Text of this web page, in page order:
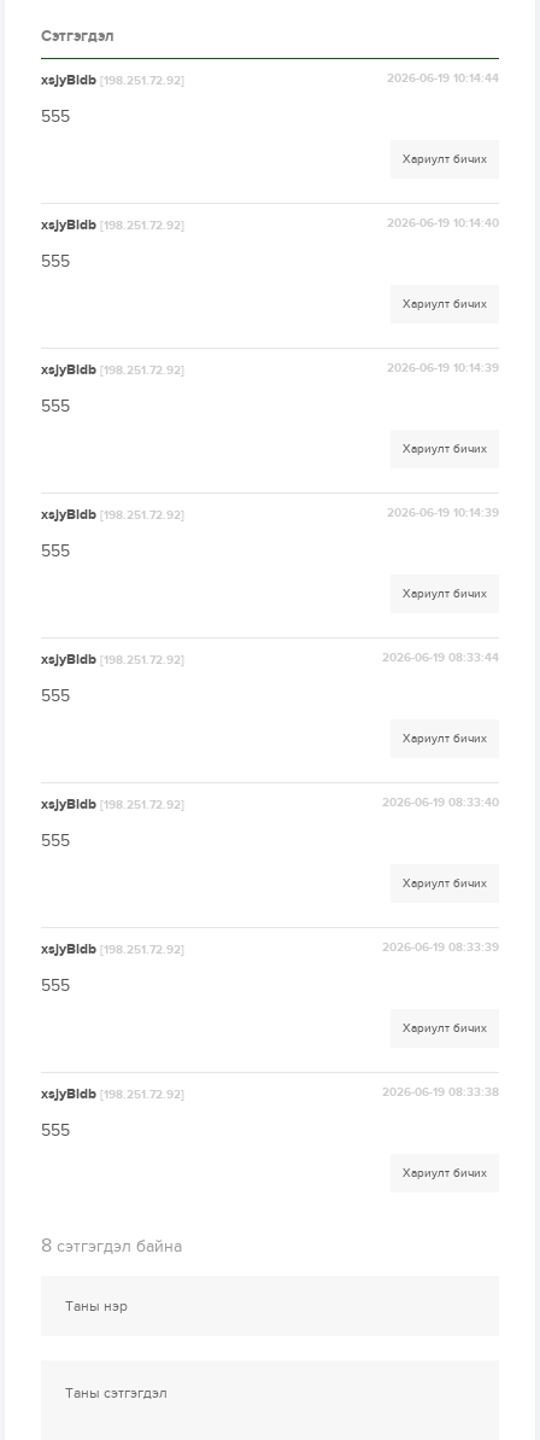
Сэтгэгдэл
xsjyBldb[198.251.72.92] 2026-06-19 10:14:44
555
Хариулт бичих
xsjyBldb[198.251.72.92] 2026-06-19 10:14:40
555
Хариулт бичих
xsjyBldb[198.251.72.92] 2026-06-19 10:14:39
555
Хариулт бичих
xsjyBldb[198.251.72.92] 2026-06-19 10:14:39
555
Хариулт бичих
xsjyBldb[198.251.72.92] 2026-06-19 08:33:44
555
Хариулт бичих
xsjyBldb[198.251.72.92] 2026-06-19 08:33:40
555
Хариулт бичих
xsjyBldb[198.251.72.92] 2026-06-19 08:33:39
555
Хариулт бичих
xsjyBldb[198.251.72.92] 2026-06-19 08:33:38
555
Хариулт бичих
8 сэтгэгдэл байна